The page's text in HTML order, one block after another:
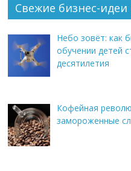
Свежие бизнес-идеи
Небо зовёт: как
обучении детей
десятилетия
Кофейная
замороженные